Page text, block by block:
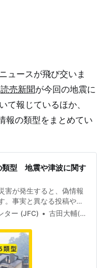
ュースが飛び交いま
読売新聞が今回の地震に
て報じているほか、
報の類型をまとめてい
類型 地震や津波に関す
害が発生すると、偽情報
。事実と異なる投稿や不
を必要としている人たち
ターンを知って、支援
災害時の偽情報の5類型
最も多く見られるのが、
の能登半島地震では、
ター (JFC) 古田大輔(Daisuke Furuta)